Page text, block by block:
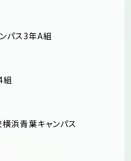
パス3年A組
組
浜青葉キャンパス